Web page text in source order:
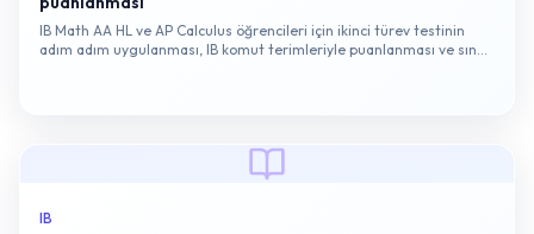
IB Math AA HL ve AP Calculus öğrencileri için ikinci türev testinin
adım adım uygulanması, IB komut terimleriyle puanlanması ve sınav
IB